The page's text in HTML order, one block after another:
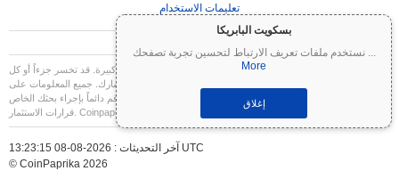
بسكويت البابريكا
نستخدم ملفات تعريف الارتباط لتحسين تجربة تصفحك ...
More
إغلاق
تعليمات الاستخدام
العملات المشفرة شديدة التقلب وتنطوي على مخاطر كبيرة. قد تخسر جزءاً أو كل
استثمارك. جميع المعلومات على Coinpaprika مقدمة لأغراض إعلامية فقط ولا تشكل نصيحة
مالية أو استثمارية. قم دائماً بإجراء بحثك الخاص (DYOR) واستشر مستشاراً مالياً مؤهلاً قبل اتخاذ
آخر التحديثات : 2026-08-08 13:23:15 UTC
© CoinPaprika 2026